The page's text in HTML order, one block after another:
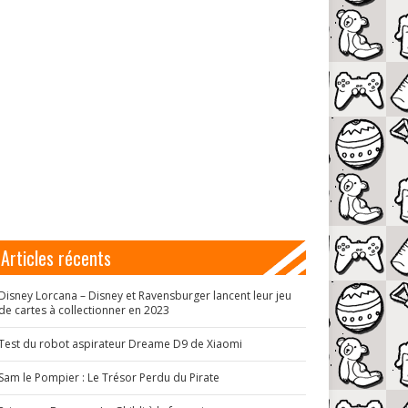
Articles récents
Lorcana – Disney et Ravensburger lancent leur jeu
cartes à collectionner en 2023
du robot aspirateur Dreame D9 de Xiaomi
le Pompier : Le Trésor Perdu du Pirate